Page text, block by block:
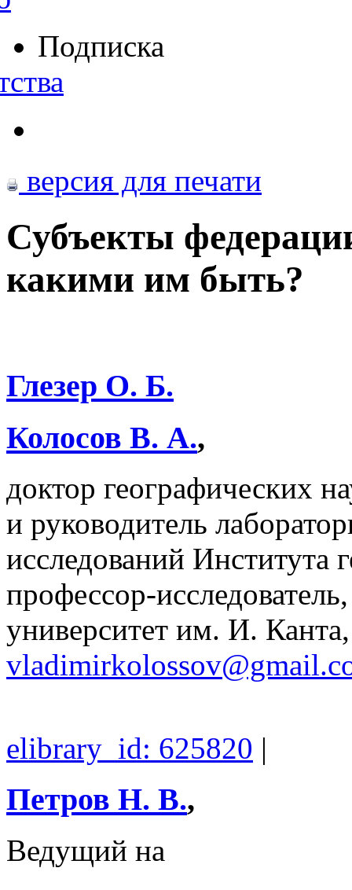
Подписка
версия для печати
Субъекты
какими им быть?
Глезер О. Б.
Колосов В. А.,
доктор географических
и руководитель
исследований
профессор-
университет им. И.
elibrary_id: 625820 |
Петров Н. В.,
Ведущий на